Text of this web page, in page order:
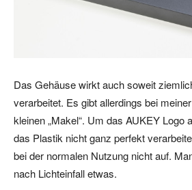
Das Gehäuse wirkt auch soweit
verarbeitet. Es gibt allerdings bei meiner
kleinen „Makel“. Um das AUKEY Logo
das Plastik nicht ganz perfekt
bei der normalen Nutzung nicht auf.
nach Lichteinfall etwas.